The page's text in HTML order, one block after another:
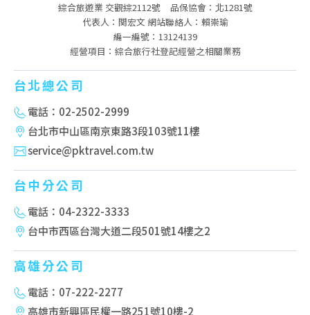
綜合旅遊業 交觀綜2112號
品保協會：北1281號
代表人：関宏文 網站聯絡人：賴崇瑜
編一編號：13124139
經營項目：綜合旅行社登記經營之相關業務
台北總公司
電話：02-2502-2999
台北市中山區南京東路3段103號11樓
service@pktravel.com.tw
台中分公司
電話：04-2322-3333
台中市西區台灣大道二段501號14樓之2
高雄分公司
電話：07-222-2277
高雄市新興區民權一路251號10樓-2